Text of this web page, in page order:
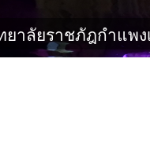
ลัยราชภัฎกําแพ